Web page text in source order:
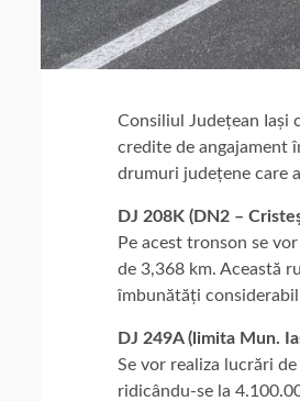
Consiliul Județean
credite de angajament
drumuri județene care
DJ 208K (DN2 –
Pe acest tronson se
de 3,368 km. Această
îmbunătăți
DJ 249A (limita Mun.
Se vor realiza lucrări
ridicându-se la